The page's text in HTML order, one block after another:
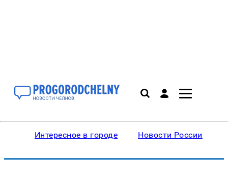
Интересное в городе Новости России